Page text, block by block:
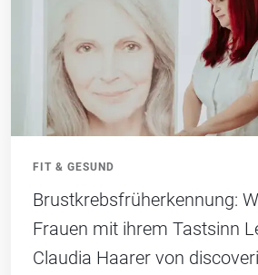
FIT & GESUND
Brustkrebsfrüherkennung:
Frauen mit ihrem Tastsinn
Claudia Haarer von